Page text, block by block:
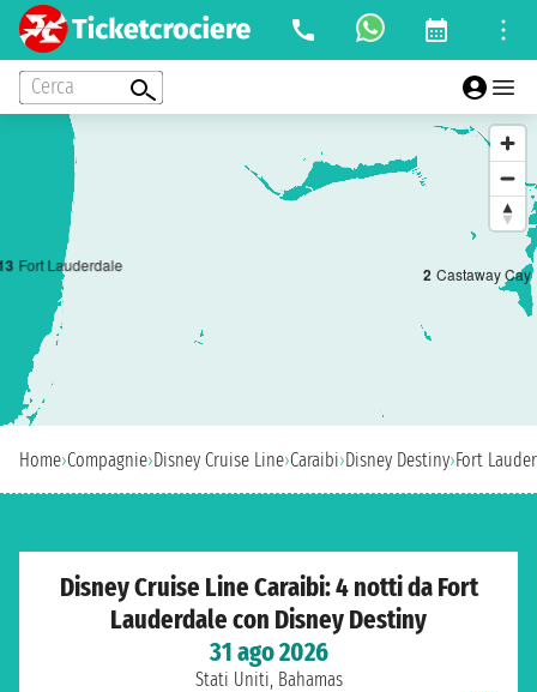
Cerca
3 Fort Lauderdale 2 Castaway Cay
Home›Compagnie›Disney Cruise Line›Caraibi›Disney Destiny›Fort
Disney Cruise Line Caraibi: 4 notti da Fort
Lauderdale con Disney Destiny
31 ago 2026
Stati Uniti, Bahamas